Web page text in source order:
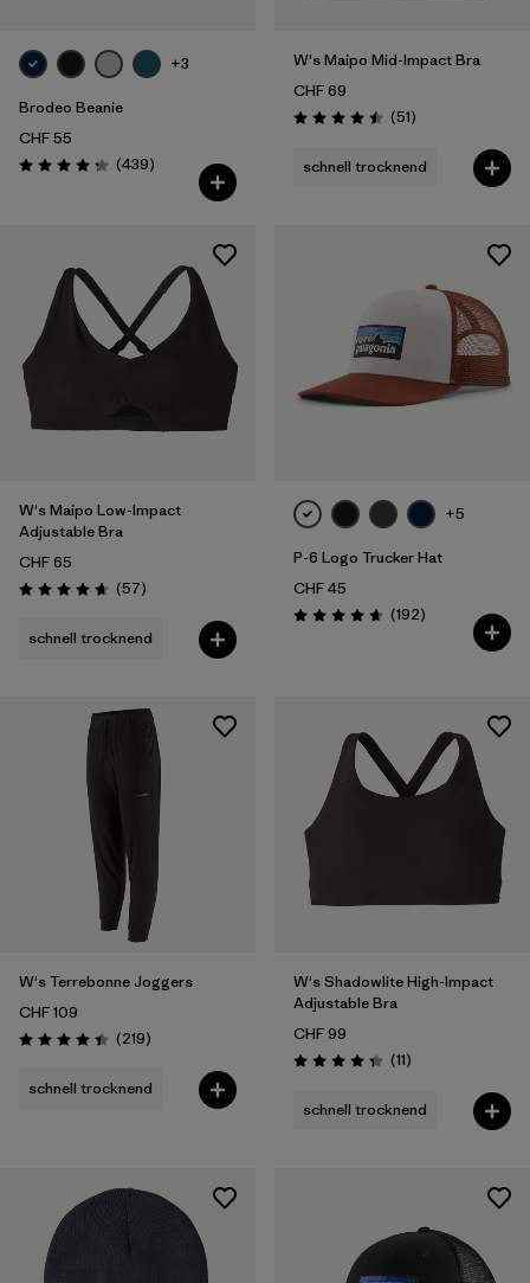
+3
Brodeo Beanie
CHF 55
Bewertung: 4.3 / 5
(439Rezensionen
)
W's Maipo Mid-Impact Bra
CHF 69
Bewertung: 4.5 / 5
(51Rezensionen
)
schnell trocknend
W's Maipo Low-Impact
Adjustable Bra
CHF 65
Bewertung: 4.7 / 5
(57Rezensionen
)
schnell trocknend
+5
P-6 Logo Trucker Hat
CHF 45
Bewertung: 4.7 / 5
(192Rezensionen
)
W's Terrebonne Joggers
CHF 109
Bewertung: 4.5 / 5
(219Rezensionen
)
schnell trocknend
W's Shadowlite High-Impact
Adjustable Bra
CHF 99
Bewertung: 4.4 / 5
(11Rezensionen
)
schnell trocknend